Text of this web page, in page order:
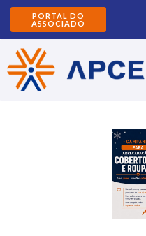
PORTAL DO
ASSOCIADO